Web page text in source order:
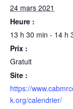
24 mars 2021
Heure :
13 h 30 min - 14 h
Prix :
Gratuit
Site :
https://
k.org/calendrier/